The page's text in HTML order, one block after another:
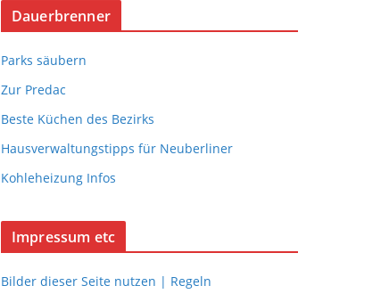
Dauerbrenner
Parks säubern
Zur Predac
Beste Küchen des Bezirks
Hausverwaltungstipps für Neuberliner
Kohleheizung Infos
Impressum etc
Bilder dieser Seite nutzen | Regeln